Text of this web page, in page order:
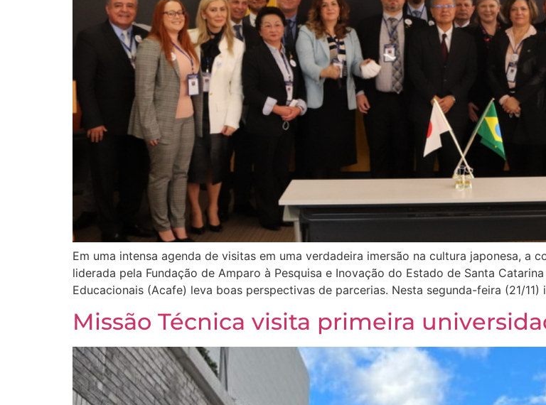
Em uma intensa agenda de visitas em uma verdadeira imersão na cultura japonesa, a
liderada pela Fundação de Amparo à Pesquisa e Inovação do Estado de Santa
Educacionais (Acafe) leva boas perspectivas de parcerias. Nesta segunda-feira (21/
Missão Técnica visita primeira